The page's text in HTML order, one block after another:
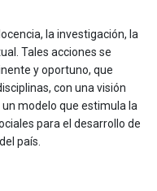
la investigación, la
Tales acciones se
y oportuno, que
con una visión
modelo que estimula la
para el desarrollo de
país.